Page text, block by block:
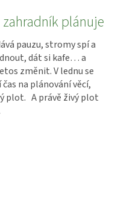
plánuje
pauzu, stromy spí a
dát si kafe… a
změnit. V lednu se
na plánování věcí,
plot. A právě živý plot